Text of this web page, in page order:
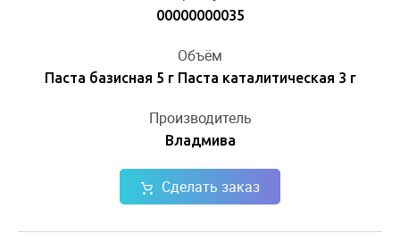
00000000035
Объём
Паста базисная 5 г Паста каталитическая 3 г
Производитель
Владмива
Сделать заказ